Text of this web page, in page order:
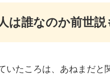
は誰なのか前世説
いたころは、あねまだ